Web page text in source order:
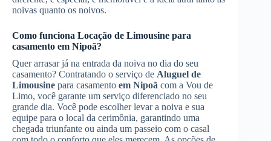
noivas quanto os noivos.
Como funciona Locação de Limousine para
casamento em Nipoã?
Quer arrasar já na entrada da noiva no dia do seu
casamento? Contratando o serviço de Aluguel de
Limousine para casamento em Nipoã com a Vou de
Limo, você garante um serviço diferenciado no seu
grande dia. Você pode escolher levar a noiva e sua
equipe para o local da cerimônia, garantindo uma
chegada triunfante ou ainda um passeio com o casal